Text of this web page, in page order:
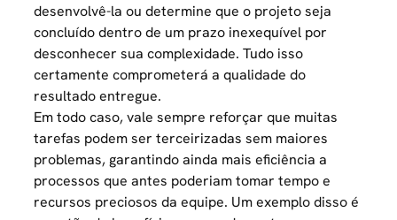
desenvolvê-la ou determine que o projeto seja
concluído dentro de um prazo inexequível por
desconhecer sua complexidade. Tudo isso
certamente comprometerá a qualidade do
resultado entregue.
Em todo caso, vale sempre reforçar que muitas
tarefas podem serterceirizadas sem maiores
problemas, garantindo ainda mais eficiência a
processos que antes poderiam tomar tempo e
recursos preciosos da equipe. Um exemplo disso é